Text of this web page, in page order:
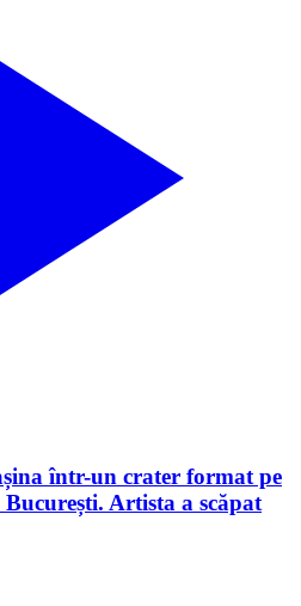
într-un crater format pe
Artista a scăpat